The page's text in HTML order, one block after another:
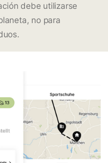
debe utilizarse
no para